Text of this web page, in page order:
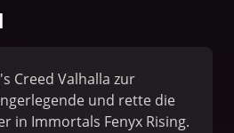
Creed Valhalla zur
und rette die
in Immortals Fenyx Rising.